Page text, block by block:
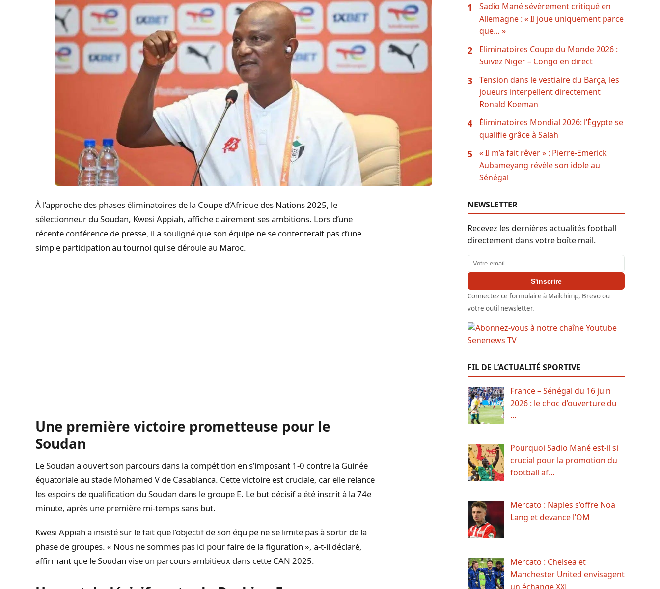
À l’approche des phases éliminatoires de la Coupe d’Afrique des Nations 2025, le
sélectionneur du Soudan, Kwesi Appiah, affiche clairement ses ambitions. Lors d’une
récente conférence de presse, il a souligné que son équipe ne se contenterait pas d’une
simple participation au tournoi qui se déroule au Maroc.
Une première victoire prometteuse pour le
Soudan
Le Soudan a ouvert son parcours dans la compétition en s’imposant 1-0 contre la Guinée
équatoriale au stade Mohamed V de Casablanca. Cette victoire est cruciale, car elle relance
les espoirs de qualification du Soudan dans le groupe E. Le but décisif a été inscrit à la 74e
minute, après une première mi-temps sans but.
Kwesi Appiah a insisté sur le fait que l’objectif de son équipe ne se limite pas à sortir de la
phase de groupes. « Nous ne sommes pas ici pour faire de la figuration », a-t-il déclaré,
affirmant que le Soudan vise un parcours ambitieux dans cette CAN 2025.
1
Sadio Mané sévèrement critiqué en
Allemagne : « Il joue uniquement parce
que… »
2
Eliminatoires Coupe du Monde 2026 :
Suivez Niger – Congo en direct
3
Tension dans le vestiaire du Barça, les
joueurs interpellent directement
Ronald Koeman
4
Éliminatoires Mondial 2026: l’Égypte se
qualifie grâce à Salah
5
« Il m’a fait rêver » : Pierre-Emerick
Aubameyang révèle son idole au
Sénégal
NEWSLETTER
Recevez les dernières actualités football
directement dans votre boîte mail.
Adresse email
S'inscrire
Connectez ce formulaire à Mailchimp, Brevo ou
votre outil newsletter.
FIL DE L’ACTUALITÉ SPORTIVE
France – Sénégal du 16 juin
2026 : le choc d’ouverture du
…
Pourquoi Sadio Mané est-il si
crucial pour la promotion du
football af…
Mercato : Naples s’offre Noa
Lang et devance l’OM
Mercato : Chelsea et
Manchester United envisagent
un échange XXL